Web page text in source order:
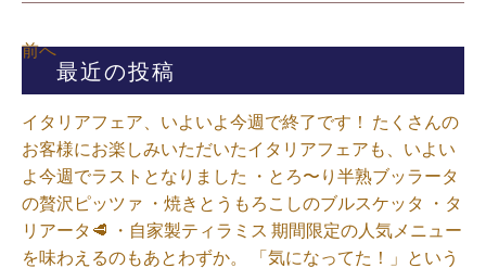
前へ
最近の投稿
イタリアフェア、いよいよ今週で終了です！ たくさんの
お客様にお楽しみいただいたイタリアフェアも、いよい
よ今週でラストとなりました ・とろ〜り半熟ブッラータ
の贅沢ピッツァ ・焼きとうもろこしのブルスケッタ ・タ
リアータ🥩 ・自家製ティラミス 期間限定の人気メニュー
を味わえるのもあとわずか。 「気になってた！」という